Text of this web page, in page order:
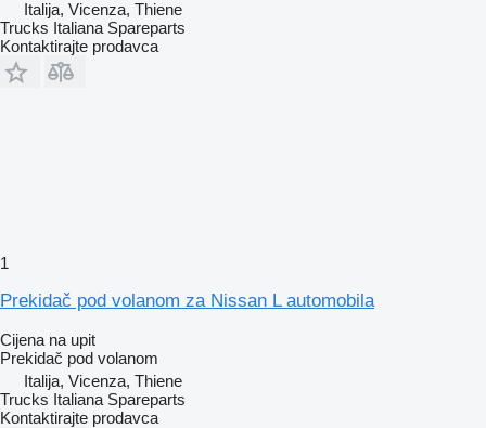
Italija, Vicenza, Thiene
Trucks Italiana Spareparts
Kontaktirajte prodavca
1
Prekidač pod volanom za Nissan L automobila
Cijena na upit
Prekidač pod volanom
Italija, Vicenza, Thiene
Trucks Italiana Spareparts
Kontaktirajte prodavca